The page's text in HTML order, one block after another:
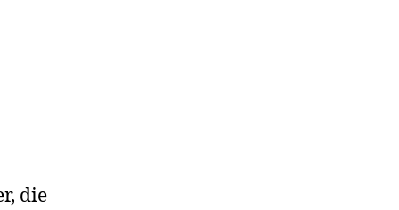
die